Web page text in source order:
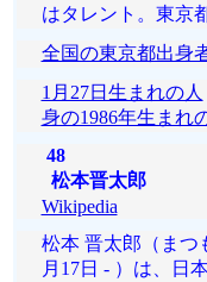
はタレント。東京
全国の東京都出身
1月27日生まれの人
身の1986年生まれ
48
松本晋太郎
Wikipedia
松本 晋太郎（まつ
月17日 - ）は、日